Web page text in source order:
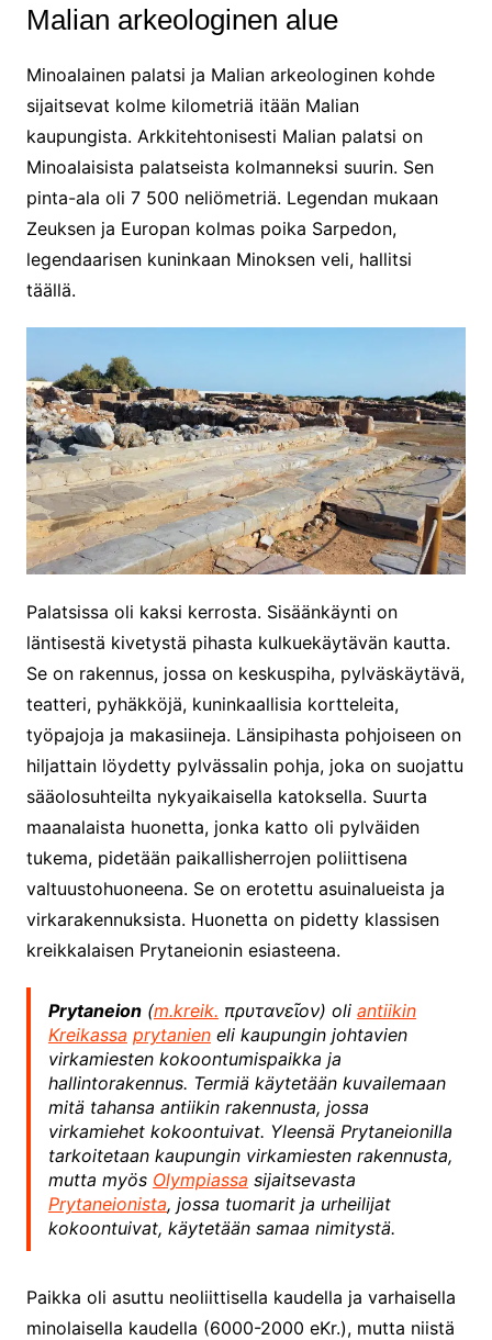
Malian arkeologinen alue
Minoalainen palatsi ja Malian arkeologinen kohde
sijaitsevat kolme kilometriä itään Malian
kaupungista. Arkkitehtonisesti Malian palatsi on
Minoalaisista palatseista kolmanneksi suurin. Sen
pinta-ala oli 7 500 neliömetriä. Legendan mukaan
Zeuksen ja Europan kolmas poika Sarpedon,
legendaarisen kuninkaan Minoksen veli, hallitsi
täällä.
Palatsissa oli kaksi kerrosta. Sisäänkäynti on
läntisestä kivetystä pihasta kulkuekäytävän kautta.
Se on rakennus, jossa on keskuspiha, pylväskäytävä,
teatteri, pyhäkköjä, kuninkaallisia kortteleita,
työpajoja ja makasiineja. Länsipihasta pohjoiseen on
hiljattain löydetty pylvässalin pohja, joka on suojattu
sääolosuhteilta nykyaikaisella katoksella. Suurta
maanalaista huonetta, jonka katto oli pylväiden
tukema, pidetään paikallisherrojen poliittisena
valtuustohuoneena. Se on erotettu asuinalueista ja
virkarakennuksista. Huonetta on pidetty klassisen
kreikkalaisen Prytaneionin esiasteena.
Prytaneion(m.kreik. πρυτανεῖον) oli antiikin
Kreikassa prytanieneli kaupungin johtavien
virkamiesten kokoontumispaikka ja
hallintorakennus. Termiä käytetään kuvailemaan
mitä tahansa antiikin rakennusta, jossa
virkamiehet kokoontuivat. Yleensä Prytaneionilla
tarkoitetaan kaupungin virkamiesten rakennusta,
mutta myös Olympiassa sijaitsevasta
Prytaneionista, jossa tuomarit ja urheilijat
kokoontuivat, käytetään samaa nimitystä.
Paikka oli asuttu neoliittisella kaudella ja varhaisella
minolaisella kaudella (6000-2000 eKr.), mutta niistä